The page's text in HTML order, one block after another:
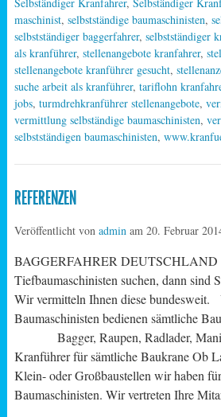
Selbständiger Kranfahrer, Selbständiger
maschinist, selbstständige baumaschinisten,
selbstständiger baggerfahrer, selbstständiger
als kranführer, stellenangebote kranfahrer,
stellenangebote kranführer gesucht,
suche arbeit als kranführer, tariflohn
jobs, turmdrehkranführer stellenangebote,
vermittlung selbständige baumaschinisten,
selbstständigen baumaschinisten,
REFERENZEN
Veröffentlicht von adminam 20. Februar
BAGGERFAHRER DEUTSCHLAND
Tiefbaumaschinisten suchen, dann sind
Wir vermitteln Ihnen diese bundesweit.
Baumaschinisten bedienen
Bagger, Raupen, Radlader,
Kranführer für sämtliche Baukrane Ob
Klein- oder Großbaustellen wir haben
Baumaschinisten. Wir vertreten Ihre